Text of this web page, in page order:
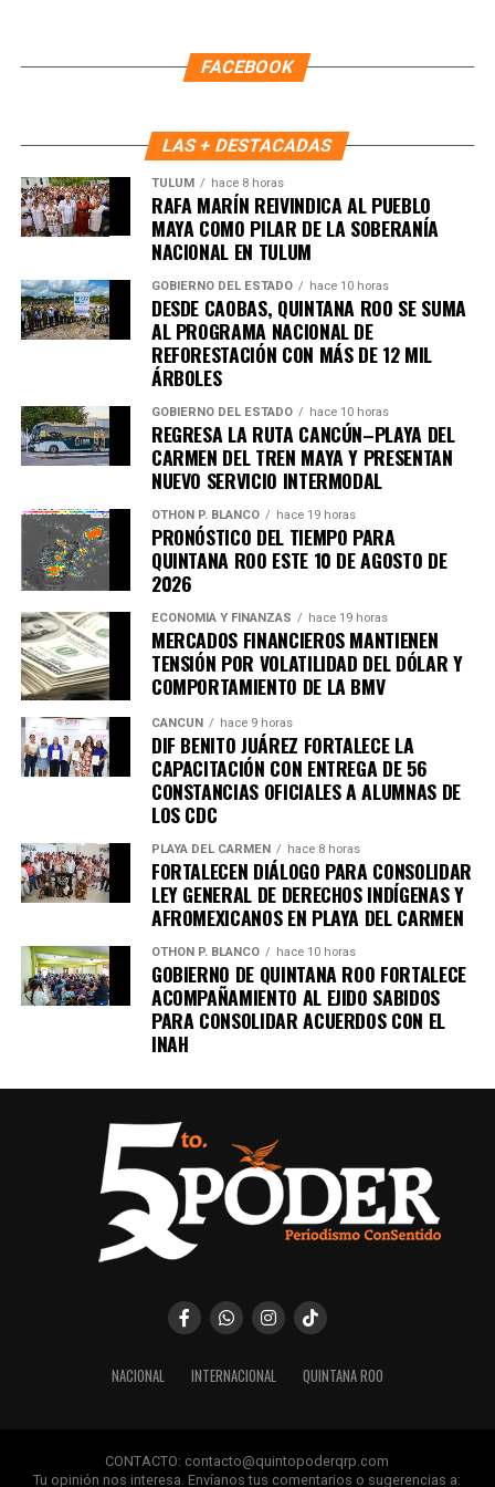
FACEBOOK
LAS + DESTACADAS
TULUM hace 8 horas
RAFA MARÍN REIVINDICA AL PUEBLO
MAYA COMO PILAR DE LA SOBERANÍA
NACIONAL EN TULUM
GOBIERNO DEL ESTADO hace 10 horas
DESDE CAOBAS, QUINTANA ROO SE SUMA
AL PROGRAMA NACIONAL DE
REFORESTACIÓN CON MÁS DE 12 MIL
ÁRBOLES
GOBIERNO DEL ESTADO hace 10 horas
REGRESA LA RUTA CANCÚN–PLAYA DEL
CARMEN DEL TREN MAYA Y PRESENTAN
NUEVO SERVICIO INTERMODAL
OTHON P. BLANCO hace 19 horas
PRONÓSTICO DEL TIEMPO PARA
QUINTANA ROO ESTE 10 DE AGOSTO DE
2026
ECONOMÍA Y FINANZAS hace 19 horas
MERCADOS FINANCIEROS MANTIENEN
TENSIÓN POR VOLATILIDAD DEL DÓLAR Y
COMPORTAMIENTO DE LA BMV
CANCÚN hace 9 horas
DIF BENITO JUÁREZ FORTALECE LA
CAPACITACIÓN CON ENTREGA DE 56
CONSTANCIAS OFICIALES A ALUMNAS DE
LOS CDC
PLAYA DEL CARMEN hace 8 horas
FORTALECEN DIÁLOGO PARA CONSOLIDAR
LEY GENERAL DE DERECHOS INDÍGENAS Y
AFROMEXICANOS EN PLAYA DEL CARMEN
OTHON P. BLANCO hace 10 horas
GOBIERNO DE QUINTANA ROO FORTALECE
ACOMPAÑAMIENTO AL EJIDO SABIDOS
PARA CONSOLIDAR ACUERDOS CON EL
INAH
NACIONAL INTERNACIONAL QUINTANA ROO
CONTACTO: contacto@quintopoderqrp.com
Tu opinión nos interesa. Envíanos tus comentarios o sugerencias a: